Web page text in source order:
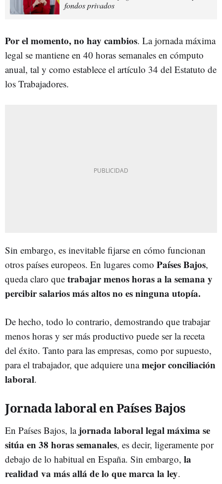
fondos privados
Por el momento, no hay cambios. La jornada máxima
legal se mantiene en 40 horas semanales en cómputo
anual, tal y como establece el artículo 34 del Estatuto de
los Trabajadores.
Sin embargo, es inevitable fijarse en cómo funcionan
otros países europeos. En lugares como Países Bajos,
queda claro que trabajar menos horas a la semana y
percibir salarios más altos no es ninguna utopía.
De hecho, todo lo contrario, demostrando que trabajar
menos horas y ser más productivo puede ser la receta
del éxito. Tanto para las empresas, como por supuesto,
para el trabajador, que adquiere unamejor conciliación
laboral.
Jornada laboral en Países Bajos
En Países Bajos, la jornada laboral legal máxima se
sitúa en 38 horas semanales, es decir, ligeramente por
debajo de lo habitual en España. Sin embargo, la
realidad va más allá de lo que marca la ley.